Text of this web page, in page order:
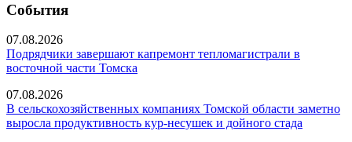
События
07.08.2026
Подрядчики завершают капремонт тепломагистрали в
восточной части Томска
07.08.2026
В сельскохозяйственных компаниях Томской области заметно
выросла продуктивность кур-несушек и дойного стада